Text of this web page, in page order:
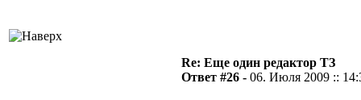
Re: Еще один редактор ТЗ
Ответ #26 - 06. Июля 2009 ::